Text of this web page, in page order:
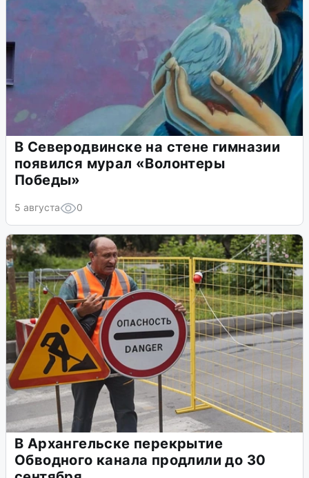
В Северодвинске на стене гимназии
появился мурал «Волонтеры
Победы»
5 августа 0
В Архангельске перекрытие
Обводного канала продлили до 30